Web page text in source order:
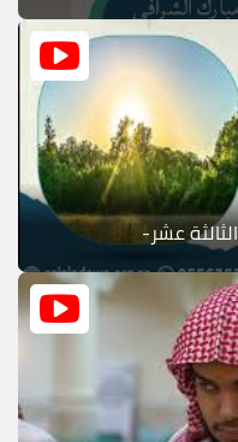
عشر-